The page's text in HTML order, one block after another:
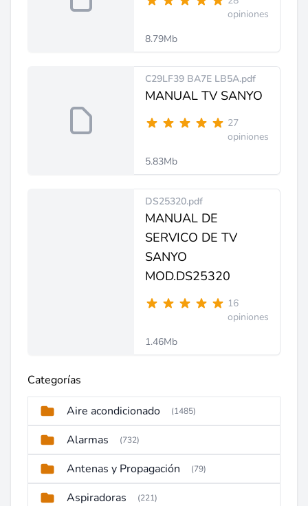
opiniones
8.79Mb
C29LF39 BA7E LB5A.pdf
MANUAL TV SANYO
27
opiniones
5.83Mb
DS25320.pdf
MANUAL DE
SERVICO DE TV
SANYO
MOD.DS25320
16
opiniones
1.46Mb
Categorías
Aire acondicionado (1485)
Alarmas (732)
Antenas y Propagación (79)
Aspiradoras (221)